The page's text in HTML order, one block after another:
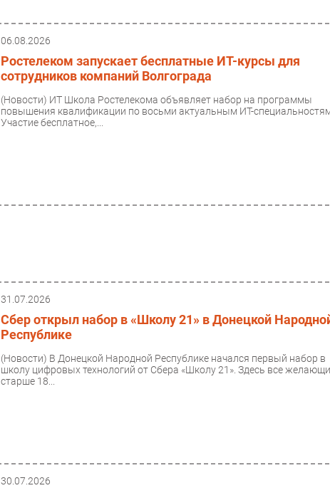
06.08.2026
Ростелеком запускает бесплатные ИТ-курсы для
сотрудников компаний Волгограда
(Новости) ИТ Школа Ростелекома объявляет набор на программы
повышения квалификации по восьми актуальным ИТ-
Участие бесплатное,...
31.07.2026
Сбер открыл набор в «Школу 21» в Донецкой
Республике
(Новости) В Донецкой Народной Республике начался первый набор в
школу цифровых технологий от Сбера «Школу 21». Здесь все
старше 18...
30.07.2026